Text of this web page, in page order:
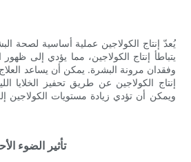
يُعدّ إنتاج الكولاجين عملية أساسية لصحة
يتباطأ إنتاج الكولاجين، مما يؤدي إلى
وفقدان مرونة البشرة. يمكن أن يساعد
إنتاج الكولاجين عن طريق تحفيز الخلايا
ويمكن أن تؤدي زيادة مستويات الكولاجين
تأثير الضوء